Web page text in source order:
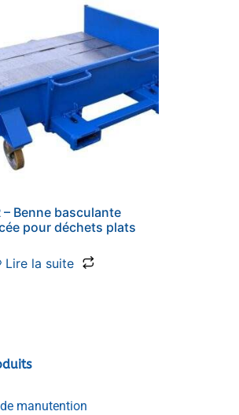
– Benne basculante
pour déchets plats
Lire la suite
manutention